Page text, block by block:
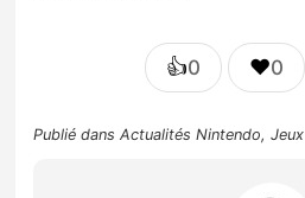
👍0 ❤️0
Publié dansActualités Nintendo,Jeux